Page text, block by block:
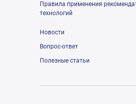
Правила применения
технологий
Новости
Вопрос-ответ
Полезные статьи